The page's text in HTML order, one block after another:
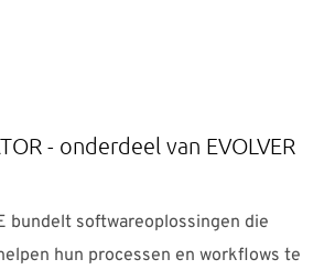
- onderdeel van EVOLVER
bundelt softwareoplossingen die
hun processen en workflows te